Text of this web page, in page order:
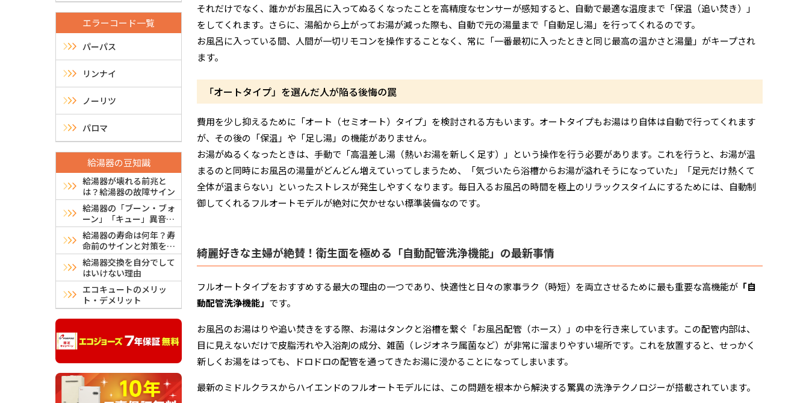
エラーコード一覧
パーパス
リンナイ
ノーリツ
パロマ
給湯器の豆知識
給湯器が壊れる前兆と
は？給湯器の故障サイン
給湯器の「ブーン・ブォ
ーン」「キュー」異音は
故障？危険？原因と対処
法
給湯器の寿命は何年？寿
命前のサインと対策を解
説
給湯器交換を自分でして
はいけない理由
エコキュートのメリッ
ト・デメリット
それだけでなく、誰かがお風呂に入ってぬるくなったことを高精度なセンサーが感知すると、自動で最適な温度まで「保温（追い焚き）」
をしてくれます。さらに、湯船から上がってお湯が減った際も、自動で元の湯量まで「自動足し湯」を行ってくれるのです。
お風呂に入っている間、人間が一切リモコンを操作することなく、常に「一番最初に入ったときと同じ最高の温かさと湯量」がキープされ
ます。
「オートタイプ」を選んだ人が陥る後悔の罠
費用を少し抑えるために「オート（セミオート）タイプ」を検討される方もいます。オートタイプもお湯はり自体は自動で行ってくれます
が、その後の「保温」や「足し湯」の機能がありません。
お湯がぬるくなったときは、手動で「高温差し湯（熱いお湯を新しく足す）」という操作を行う必要があります。これを行うと、お湯が温
まるのと同時にお風呂の湯量がどんどん増えていってしまうため、「気づいたら浴槽からお湯が溢れそうになっていた」「足元だけ熱くて
全体が温まらない」といったストレスが発生しやすくなります。毎日入るお風呂の時間を極上のリラックスタイムにするためには、自動制
御してくれるフルオートモデルが絶対に欠かせない標準装備なのです。
綺麗好きな主婦が絶賛！衛生面を極める「自動配管洗浄機能」の最新事情
フルオートタイプをおすすめする最大の理由の一つであり、快適性と日々の家事ラク（時短）を両立させるために最も重要な高機能が 「自
動配管洗浄機能」 です。
お風呂のお湯はりや追い焚きをする際、お湯はタンクと浴槽を繋ぐ「お風呂配管（ホース）」の中を行き来しています。この配管内部は、
目に見えないだけで皮脂汚れや入浴剤の成分、雑菌（レジオネラ属菌など）が非常に溜まりやすい場所です。これを放置すると、せっかく
新しくお湯をはっても、ドロドロの配管を通ってきたお湯に浸かることになってしまいます。
最新のミドルクラスからハイエンドのフルオートモデルには、この問題を根本から解決する驚異の洗浄テクノロジーが搭載されています。